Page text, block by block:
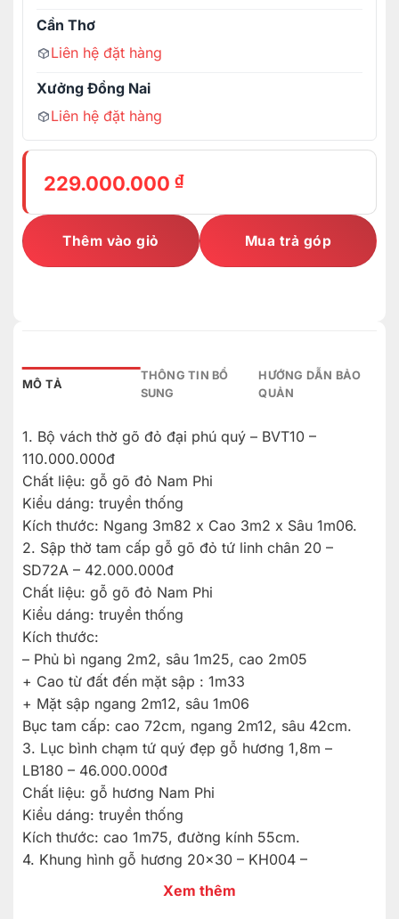
Cần Thơ
Liên hệ đặt hàng
Xưởng Đồng Nai
Liên hệ đặt hàng
229.000.000 ₫
Thêm vào giỏ Mua trả góp
MÔ TẢ
THÔNG TIN BỔ
SUNG
HƯỚNG DẪN BẢO
QUẢN
1. Bộ vách thờ gõ đỏ đại phú quý – BVT10 –
110.000.000đ
Chất liệu: gỗ gõ đỏ Nam Phi
Kiểu dáng: truyền thống
Kích thước: Ngang 3m82 x Cao 3m2 x Sâu 1m06.
2. Sập thờ tam cấp gỗ gõ đỏ tứ linh chân 20 –
SD72A – 42.000.000đ
Chất liệu: gỗ gõ đỏ Nam Phi
Kiểu dáng: truyền thống
Kích thước:
– Phủ bì ngang 2m2, sâu 1m25, cao 2m05
+ Cao từ đất đến mặt sập : 1m33
+ Mặt sập ngang 2m12, sâu 1m06
Bục tam cấp: cao 72cm, ngang 2m12, sâu 42cm.
3. Lục bình chạm tứ quý đẹp gỗ hương 1,8m –
LB180 – 46.000.000đ
Chất liệu: gỗ hương Nam Phi
Kiểu dáng: truyền thống
Kích thước: cao 1m75, đường kính 55cm.
4. Khung hình gỗ hương 20×30 – KH004 –
Xem thêm